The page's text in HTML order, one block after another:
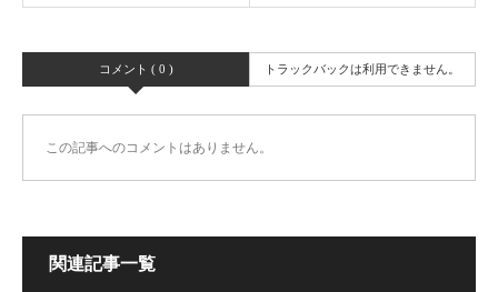
コメント ( 0 ) トラックバックは利用できません。
この記事へのコメントはありません。
関連記事一覧